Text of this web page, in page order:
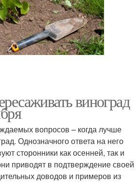
виноград
вопросов – когда лучше
Однозначного ответа на него
сторонники как осенней, так и
приводят в подтверждение своей
доводов и примеров из